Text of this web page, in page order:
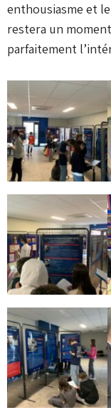
enthousiasme et
restera un
parfaitement